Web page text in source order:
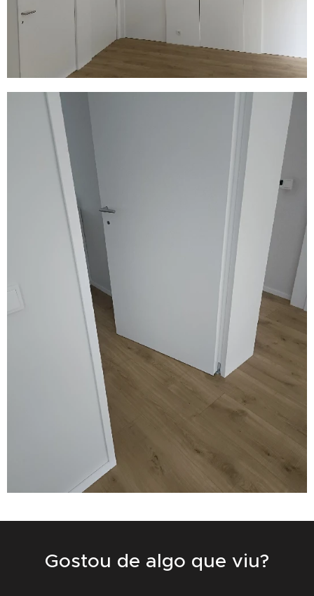
Gostou de algo que viu?